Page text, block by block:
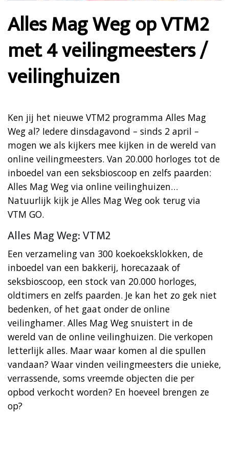
Alles Mag Weg op VTM2
met 4 veilingmeesters /
veilinghuizen
Ken jij het nieuwe VTM2 programma Alles Mag
Weg al? Iedere dinsdagavond – sinds 2 april –
mogen we als kijkers mee kijken in de wereld van
online veilingmeesters. Van 20.000 horloges tot de
inboedel van een seksbioscoop en zelfs paarden:
Alles Mag Weg via online veilinghuizen…
Natuurlijk kijk je Alles Mag Weg ook terug via
VTM GO.
Alles Mag Weg: VTM2
Een verzameling van 300 koekoeksklokken, de
inboedel van een bakkerij, horecazaak of
seksbioscoop, een stock van 20.000 horloges,
oldtimers en zelfs paarden. Je kan het zo gek niet
bedenken, of het gaat onder de online
veilinghamer. Alles Mag Weg snuistert in de
wereld van de online veilinghuizen. Die verkopen
letterlijk alles. Maar waar komen al die spullen
vandaan? Waar vinden veilingmeesters die unieke,
verrassende, soms vreemde objecten die per
opbod verkocht worden? En hoeveel brengen ze
op?